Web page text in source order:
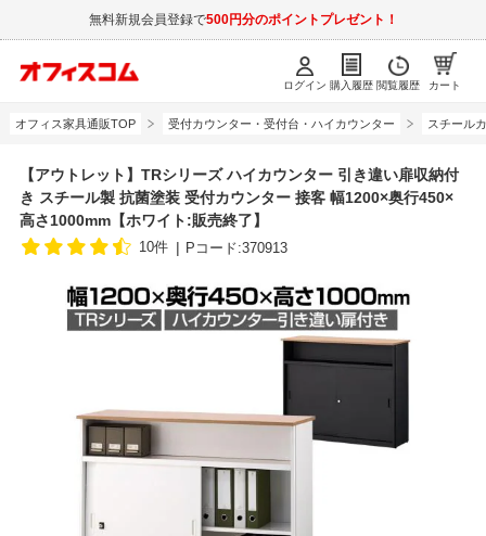
無料新規会員登録で500円分のポイントプレゼント！
ログイン 購入履歴 閲覧履歴 カート
オフィス家具通販TOP 受付カウンター・受付台・ハイカウンター スチール
【アウトレット】TRシリーズ ハイカウンター 引き違い扉収納付
き スチール製 抗菌塗装 受付カウンター 接客 幅1200×奥行450×
高さ1000mm【ホワイト:販売終了】
10件 Pコード:370913